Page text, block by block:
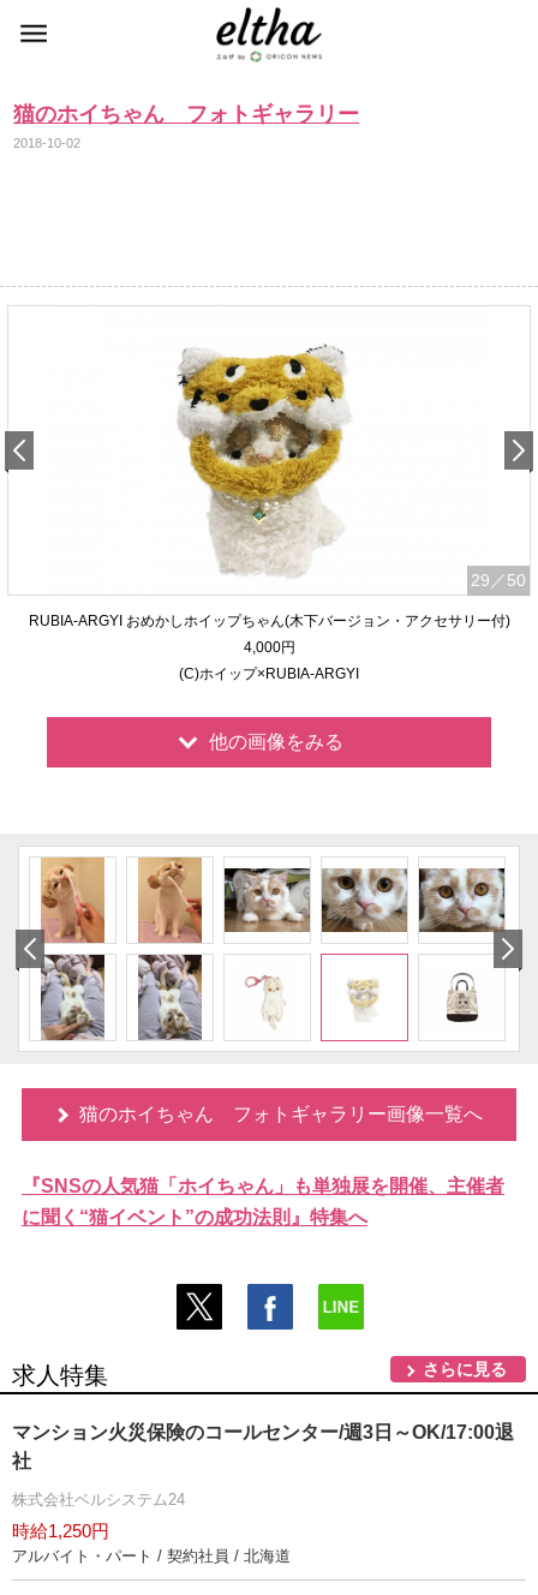
猫のホイちゃん フォトギャラリー
2018-10-02
29 ／50
RUBIA-ARGYI おめかしホイップちゃん(木下バージョン・アクセサリー付)
4,000円
(C)ホイップ×RUBIA-ARGYI
他の画像をみる
猫のホイちゃん フォトギャラリー画像一覧へ
『SNSの人気猫「ホイちゃん」も単独展を開催、主催者
に聞く“猫イベント”の成功法則』特集へ
求人特集 さらに見る
マンション火災保険のコールセンター/週3日～OK/17:00退
社
株式会社ベルシステム24
時給1,250円
アルバイト・パート / 契約社員 / 北海道